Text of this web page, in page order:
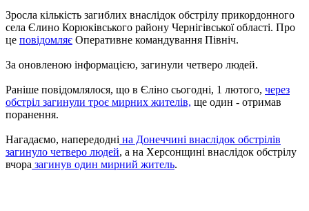
Зросла кількість загиблих внаслідок обстрілу прикордонного
села Єлино Корюківського району Чернігівської області. Про
це повідомляє Оперативне командування Північ.
За оновленою інформацією, загинули четверо людей.
Раніше повідомлялося, що в Єліно сьогодні, 1 лютого, через
обстріл загинули троє мирних жителів, ще один - отримав
поранення.
Нагадаємо, напередодні на Донеччині внаслідок обстрілів
загинуло четверо людей, а на Херсонщині внаслідок обстрілу
вчора загинув один мирний житель.